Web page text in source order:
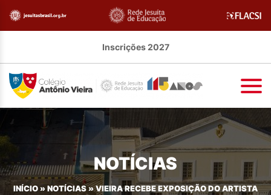
Inscrições 2027
NOTÍCIAS
INÍCIO » NOTÍCIAS»VIEIRA RECEBE EXPOSIÇÃO DO ARTISTA